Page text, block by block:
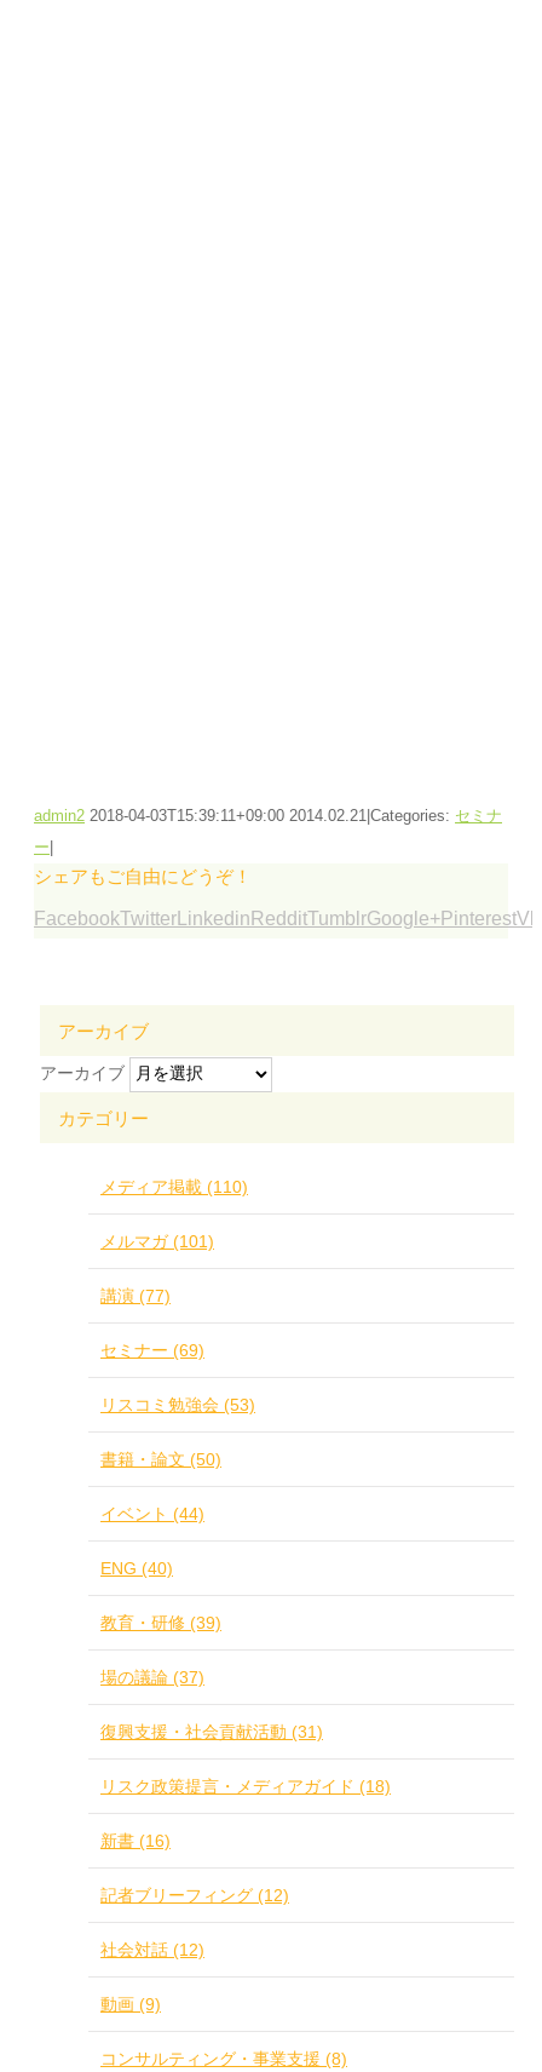
admin2 2018-04-03T15:39:11+09:00 2014.02.21 Categories: セミナ
ー
シェアもご自由にどうぞ！
FacebookTwitter Linkedin RedditTumblrGoogle+PinterestVk
アーカイブ
アーカイブ
カテゴリー
メディア掲載 (110)
メルマガ (101)
講演 (77)
セミナー (69)
リスコミ勉強会 (53)
書籍・論文 (50)
イベント (44)
ENG (40)
教育・研修 (39)
場の議論 (37)
復興支援・社会貢献活動 (31)
リスク政策提言・メディアガイド (18)
新書 (16)
記者ブリーフィング (12)
社会対話 (12)
動画 (9)
コンサルティング・事業支援 (8)